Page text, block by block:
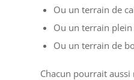
Ou un terrain de
Ou un terrain plein
Ou un terrain de
Chacun pourrait